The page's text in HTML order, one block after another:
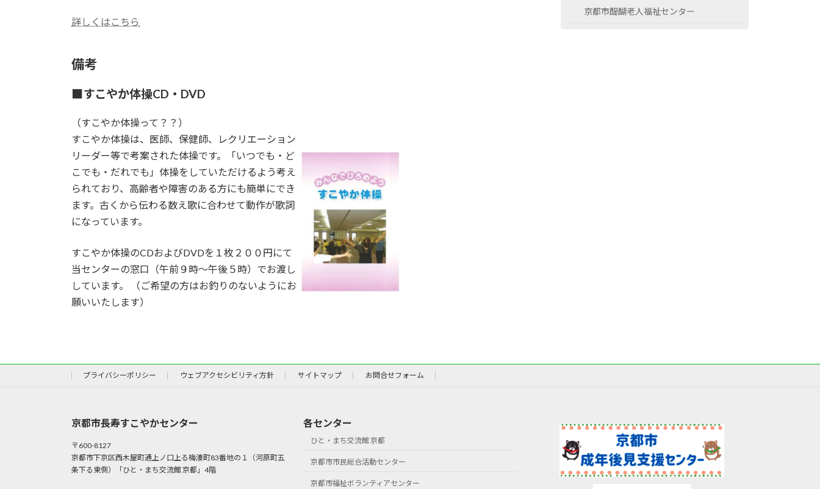
詳しくはこちら
備考
■すこやか体操CD・DVD
（すこやか体操って？？）
すこやか体操は、医師、保健師、レクリエーション
リーダー等で考案された体操です。「いつでも・ど
こでも・だれでも」体操をしていただけるよう考え
られており、高齢者や障害のある方にも簡単にでき
ます。古くから伝わる数え歌に合わせて動作が歌詞
になっています。
すこやか体操のCDおよびDVDを１枚２００円にて
当センターの窓口（午前９時～午後５時）でお渡し
しています。 （ご希望の方はお釣りのないようにお
願いいたします）
京都市醍醐老人福祉センター
プライバシーポリシー ウェブアクセシビリティ方針 サイトマップ お問合せフォーム
京都市長寿すこやかセンター
〒600-8127
京都市下京区西木屋町通上ノ口上る梅湊町83番地の１（河原町五
条下る東側）「ひと・まち交流館 京都」4階
各センター
ひと・まち交流館 京都
京都市市民総合活動センター
京都市福祉ボランティアセンター